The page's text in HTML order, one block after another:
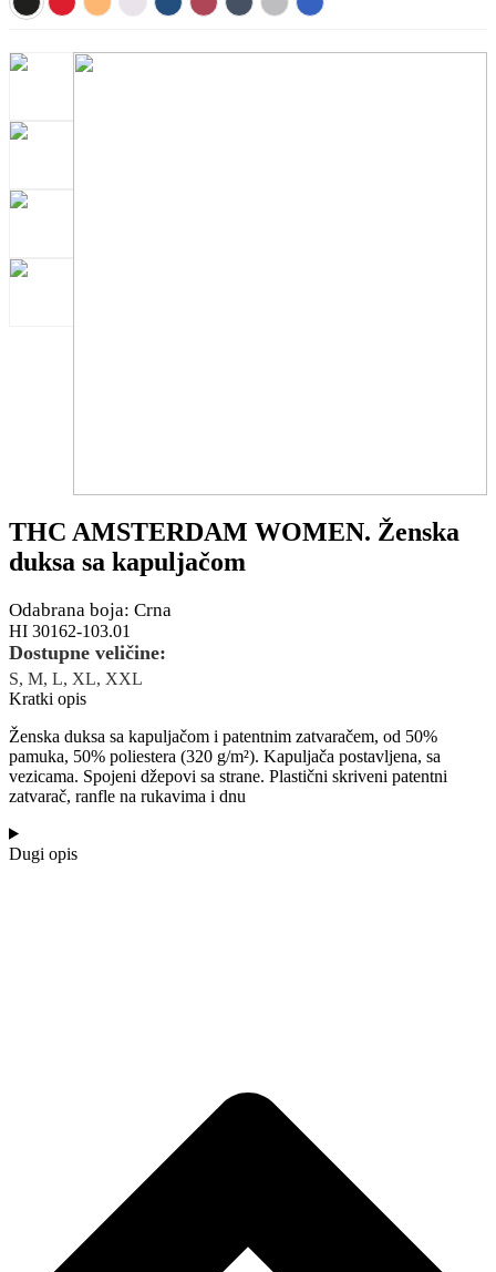
THC AMSTERDAM WOMEN. Ženska
duksa sa kapuljačom
Odabrana boja: Crna
HI 30162-103.01
Dostupne veličine:
S, M, L, XL, XXL
Kratki opis
Ženska duksa sa kapuljačom i patentnim zatvaračem, od 50%
pamuka, 50% poliestera (320 g/m²). Kapuljača postavljena, sa
vezicama. Spojeni džepovi sa strane. Plastični skriveni patentni
zatvarač, ranfle na rukavima i dnu
Dugi opis